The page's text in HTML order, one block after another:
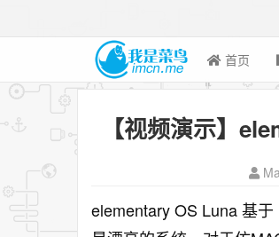
首页
【视频演示】
elementary OS Luna 基